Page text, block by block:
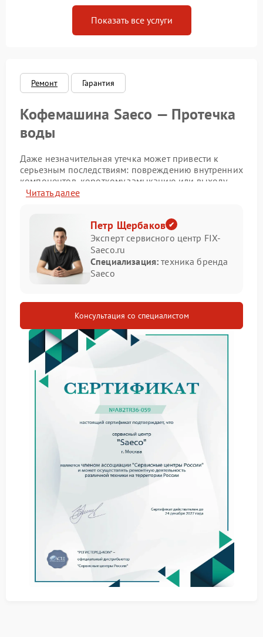
Показать все услуги
Ремонт Гарантия
Кофемашина Saeco — Протечка
воды
Даже незначительная утечка может привести к
серьезным последствиям: повреждению внутренних
компонентов, короткому замыканию или выходу
устройства из строя. Разберем основные причины и
Возможные причины протечки
износ или повреждение уплотнительных
прокладок;
трещины в водяных резервуарах или
соединительных трубках;
засорение дренажной системы, вызывающее
переполнение.
Для точного выявления источника утечки
необходим квалифицированный ремонт Saeco.
Что можно проверить
самостоятельно
Прежде чем обращаться в сервис, выполните
несколько простых действий:
осмотрите внешние соединения и трубки на
наличие видимых повреждений;
убедитесь, что все съемные элементы (поддон,
резервуар) установлены корректно;
Если эти меры не устранили протечку,
рекомендуется обратиться в сервисный центр
Читать далее
Петр Щербаков
Эксперт сервисного центр FIX-
Saeco.ru
Специализация: техника бренда
Saeco
Консультация со специалистом